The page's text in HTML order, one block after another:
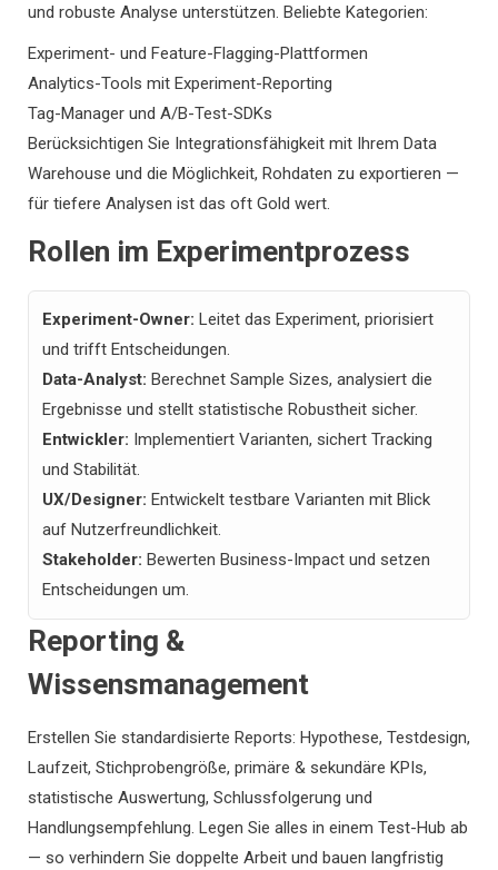
und robuste Analyse unterstützen. Beliebte Kategorien:
Experiment- und Feature-Flagging-Plattformen
Analytics-Tools mit Experiment-Reporting
Tag-Manager und A/B-Test-SDKs
Berücksichtigen Sie Integrationsfähigkeit mit Ihrem Data
Warehouse und die Möglichkeit, Rohdaten zu exportieren —
für tiefere Analysen ist das oft Gold wert.
Rollen im Experimentprozess
Experiment-Owner: Leitet das Experiment, priorisiert
und trifft Entscheidungen.
Data-Analyst: Berechnet Sample Sizes, analysiert die
Ergebnisse und stellt statistische Robustheit sicher.
Entwickler: Implementiert Varianten, sichert Tracking
und Stabilität.
UX/Designer: Entwickelt testbare Varianten mit Blick
auf Nutzerfreundlichkeit.
Stakeholder: Bewerten Business-Impact und setzen
Entscheidungen um.
Reporting &
Wissensmanagement
Erstellen Sie standardisierte Reports: Hypothese, Testdesign,
Laufzeit, Stichprobengröße, primäre & sekundäre KPIs,
statistische Auswertung, Schlussfolgerung und
Handlungsempfehlung. Legen Sie alles in einem Test-Hub ab
— so verhindern Sie doppelte Arbeit und bauen langfristig